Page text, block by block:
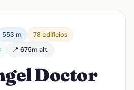
553 m
78 edificios
📍 675m alt.
Doctor